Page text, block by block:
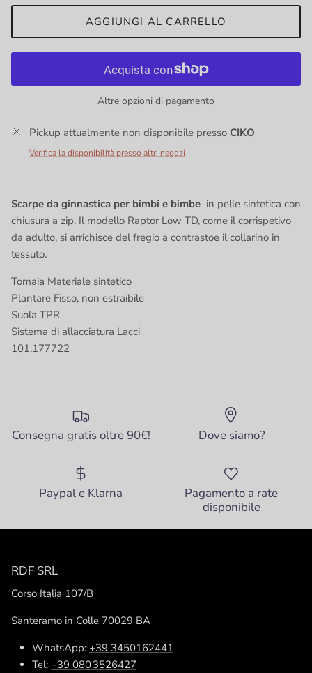
AGGIUNGI AL CARRELLO
Altre opzioni di pagamento
Pickup attualmente non disponibile presso CIKO
Verifica la disponibilità presso altri negozi
Scarpe da ginnastica per bimbi e bimbe in pelle sintetica con
chiusura a zip. Il modello Raptor Low TD, come il corrispetivo
da adulto, si arrichisce del fregio a contrastoe il collarino in
tessuto.
Tomaia Materiale sintetico
Plantare Fisso, non estraibile
Suola TPR
Sistema di allacciatura Lacci
101.177722
Consegna gratis oltre 90€! Dove siamo?
Paypal e Klarna
Pagamento a rate
disponibile
RDF SRL
Corso Italia 107/B
Santeramo in Colle 70029 BA
WhatsApp: +39 3450162441
Tel: +39 080 3526427